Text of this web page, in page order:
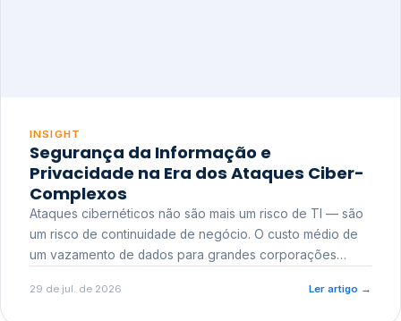
INSIGHT
Segurança da Informação e
Privacidade na Era dos Ataques Ciber-
Complexos
Ataques cibernéticos não são mais um risco de TI — são
um risco de continuidade de negócio. O custo médio de
um vazamento de dados para grandes corporações
reputacional e o risco regulatório junto a órgãos como a
29 de jul. de 2026 Ler artigo →